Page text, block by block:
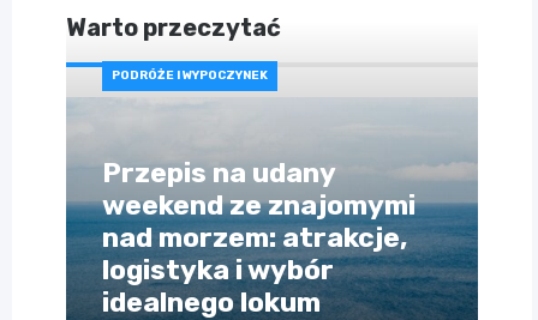
Warto przeczytać
PODRÓŻE I WYPOCZYNEK
Przepis na udany
weekend ze znajomymi
nad morzem: atrakcje,
logistyka i wybór
idealnego lokum